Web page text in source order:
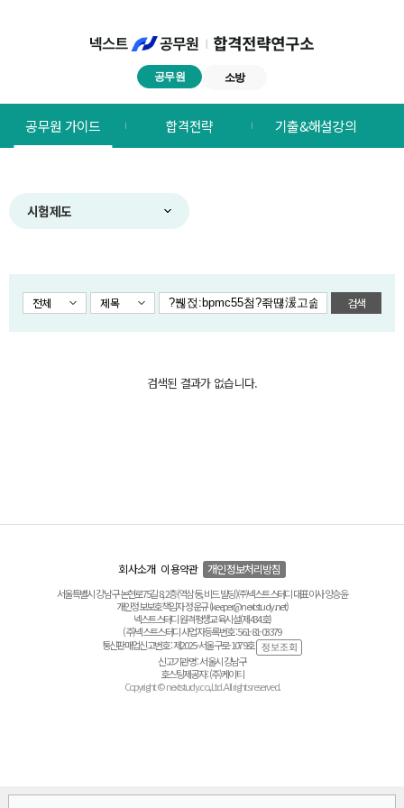
공무원 소방
합격전략연구소
메뉴
공무원 가이드 합격전략 기출&해설강의
시험제도
전체 제목 검색
검색된 결과가 없습니다.
회사소개 이용약관 개인정보처리방침
서울특별시 강남구 논현로75길 8, 2층(역삼동, 비드 빌딩) ㈜넥스트스터디 대표이사 양승윤
개인정보보호책임자 정운규 (keeper@nextstudy.net)
넥스트스터디 원격평생교육시설(제434호)
(주)넥스트스터디 사업자등록번호 : 561-81-03379
통신판매업신고번호 : 제2025-서울구로-1079호
신고기관명 : 서울시 강남구
호스팅제공자 : (주)케이티
Copyright © nextstudy.co.,Ltd. All rights reserved.